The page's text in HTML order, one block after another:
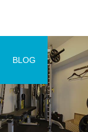
BLOG